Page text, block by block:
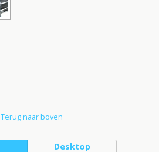
Terug naar boven
Desktop